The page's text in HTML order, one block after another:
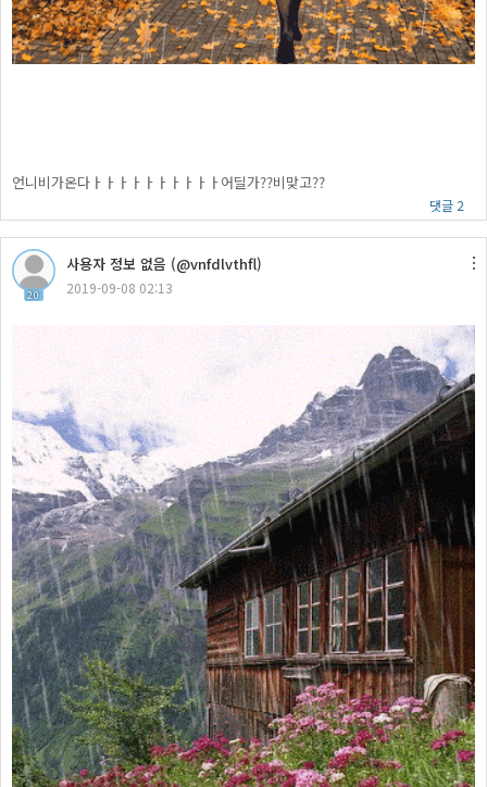
언니비가온다ㅏㅏㅏㅏㅏㅏㅏㅏㅏㅏ어딜가??비맞고??
댓글 2
20
사용자 정보 없음 (@vnfdlvthfl)
2019-09-08 02:13